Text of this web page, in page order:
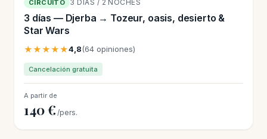
CIRCUITO 3 DÍAS / 2 NOCHES
3 días — Djerba → Tozeur, oasis, desierto &
Star Wars
★★★★★4,8(64 opiniones)
Cancelación gratuita
A partir de
140 € /pers.